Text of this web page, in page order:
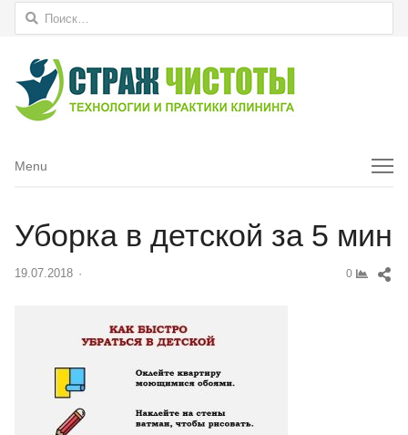
Найти:
Menu
Menu
Уборка в детской за 5 мин
19.07.2018 0